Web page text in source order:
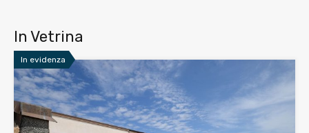
In Vetrina
In evidenza